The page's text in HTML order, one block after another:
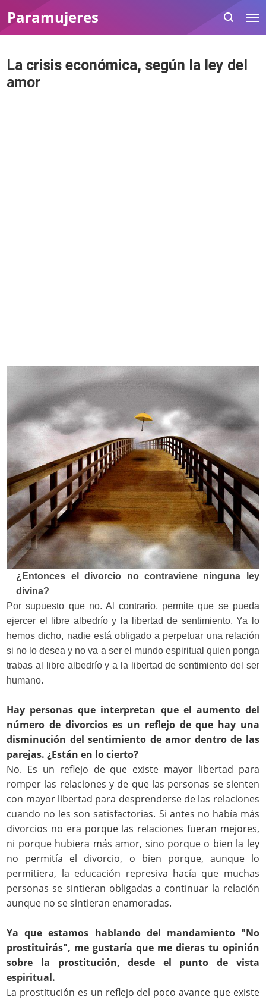
Paramujeres
La crisis económica, según la ley del
amor
¿Entonces el divorcio no contraviene ninguna ley
divina?
Por supuesto que no. Al contrario, permite que se pueda
ejercer el libre albedrío y la libertad de sentimiento. Ya lo
hemos dicho, nadie está obligado a perpetuar una relación
si no lo desea y no va a ser el mundo espiritual quien ponga
trabas al libre albedrío y a la libertad de sentimiento del ser
humano.
Hay personas que interpretan que el aumento del
número de divorcios es un reflejo de que hay una
disminución del sentimiento de amor dentro de las
parejas. ¿Están en lo cierto?
No. Es un reflejo de que existe mayor libertad para
romper las relaciones y de que las personas se sienten
con mayor libertad para desprenderse de las relaciones
cuando no les son satisfactorias. Si antes no había más
divorcios no era porque las relaciones fueran mejores,
ni porque hubiera más amor, sino porque o bien la ley
no permitía el divorcio, o bien porque, aunque lo
permitiera, la educación represiva hacía que muchas
personas se sintieran obligadas a continuar la relación
aunque no se sintieran enamoradas.
Ya que estamos hablando del mandamiento "No
prostituirás", me gustaría que me dieras tu opinión
sobre la prostitución, desde el punto de vista
espiritual.
La prostitución es un reflejo del poco avance que existe